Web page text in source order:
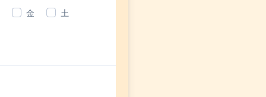
金
土